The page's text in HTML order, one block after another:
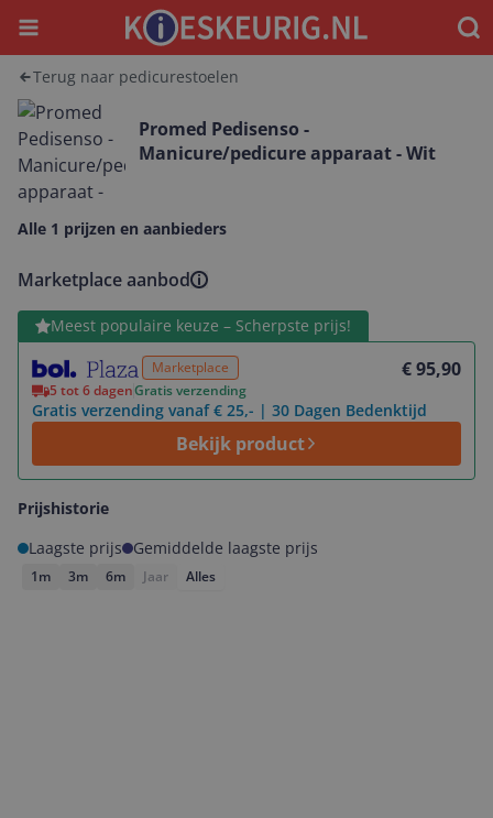
Menu
Terug naar pedicurestoelen
Promed Pedisenso -
Manicure/pedicure apparaat - Wit
Alle 1 prijzen en aanbieders
Marketplace aanbod
Meest populaire keuze – Scherpste prijs!
Marketplace € 95,90
5 tot 6 dagenGratis verzending
Gratis verzending vanaf € 25,- | 30 Dagen Bedenktijd
Bekijk product
Bekijk product
Prijshistorie
Laagste prijs
Gemiddelde laagste prijs
1m 3m 6m Jaar Alles